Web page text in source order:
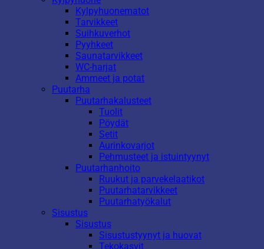
Kylpyhuonematot
Tarvikkeet
Suihkuverhot
Pyyhkeet
Saunatarvikkeet
WC-harjat
Ammeet ja potat
Puutarha
Puutarhakalusteet
Tuolit
Pöydät
Setit
Aurinkovarjot
Pehmusteet ja istuintyynyt
Puutarhanhoito
Ruukut ja parvekelaatikot
Puutarhatarvikkeet
Puutarhatyökalut
Sisustus
Sisustus
Sisustustyynyt ja huovat
Tekokasvit